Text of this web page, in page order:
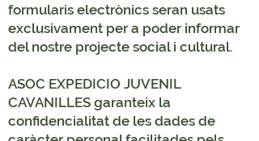
formularis electrònics seran usats
exclusivament per a poder informar
del nostre projecte social i cultural.
ASOC EXPEDICIO JUVENIL
CAVANILLES garanteix la
confidencialitat de les dades de